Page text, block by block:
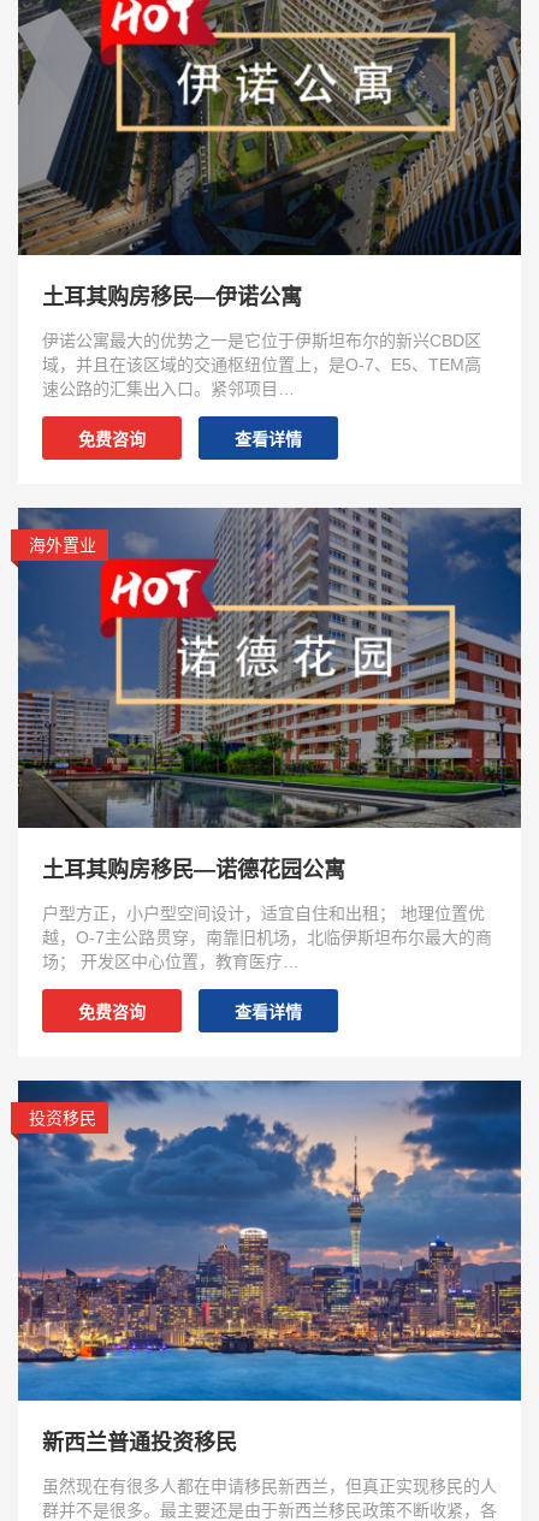
土耳其购房移民—伊诺公寓
伊诺公寓最大的优势之一是它位于伊斯坦布尔的新兴CBD区
域，并且在该区域的交通枢纽位置上，是O-7、E5、TEM高
速公路的汇集出入口。紧邻项目…
免费咨询 查看详情
海外置业
土耳其购房移民—诺德花园公寓
户型方正，小户型空间设计，适宜自住和出租； 地理位置优
越，O-7主公路贯穿，南靠旧机场，北临伊斯坦布尔最大的商
场； 开发区中心位置，教育医疗…
免费咨询 查看详情
投资移民
新西兰普通投资移民
虽然现在有很多人都在申请移民新西兰，但真正实现移民的人
群并不是很多。最主要还是由于新西兰移民政策不断收紧，各